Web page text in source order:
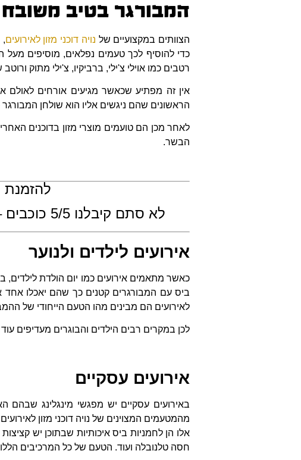
המבורגר בטיב משובח
הצוותים במקצועיים של נויה דוכני מזון לאירועים,
כדי להוסיף לכך טעמים נפלאים, מוסיפים
רטבים כמו אוילי צ'ילי, ברביקיו, צ'ילי מתוק ורוטב
אין זה מפתיע שכאשר מגיעים אורחים לאולם
הראשונים שהם ניגשים אליו הוא שולחן
לאחר מכן הם טועמים מוצרי מזון בדוכנים
הבשר.
להזמנת
לא סתם קיבלנו 5/5 כוכבים – מוזמנים לקרוא את
אירועים לילדים ולנוער
כאשר מתאמים אירועים כמו יום הולדת
ביס עם המבורגרים קטנים כך שהם יאכלו אחד
לאירועים הם מבינים מהו הטעם הייחודי של
לכן במקרים רבים הילדים והבוגרים
אירועים עסקיים
באירועים עסקיים יש מפגשי מינגלינג
מהמטעמים המצוינים של נויה דוכני מזון
אלו הן לחמניות ביס איכותיות שבתוכן יש
חסה טלנובלה ועוד. הטעם של כל המרכיבים